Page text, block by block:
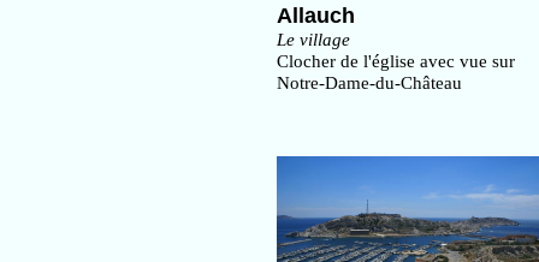
Allauch
Le village
Clocher de l'église avec vue sur
Notre-Dame-du-Château